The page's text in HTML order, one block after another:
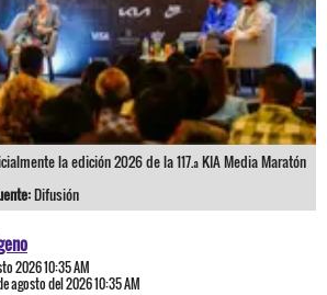
la edición 2026 de la 117.ª KIA Media Maratón
Difusión
2026 10:35 AM
agosto del 2026 10:35 AM